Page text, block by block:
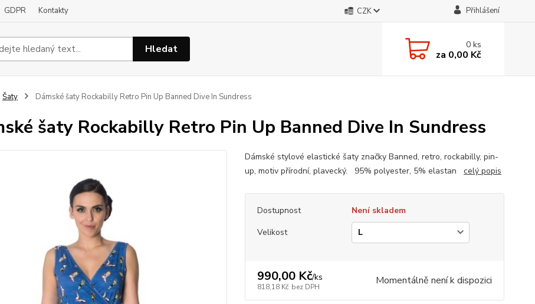
GDPR Kontakty CZK Přihlášení
Hledat 0ks
za 0,00 Kč
Šaty Dámské šaty Rockabilly Retro Pin Up Banned Dive In Sundress
šaty Rockabilly Retro Pin Up Banned Dive In Sundress
Dámské stylové elastické šaty značky Banned, retro, rockabilly, pin-
up, motiv přírodní, plavecký. 95% polyester, 5% elastan celý popis
Dostupnost
Není skladem
Velikost
990,00 Kč/ks
818,18 Kč bez DPH Momentálně není k dispozici